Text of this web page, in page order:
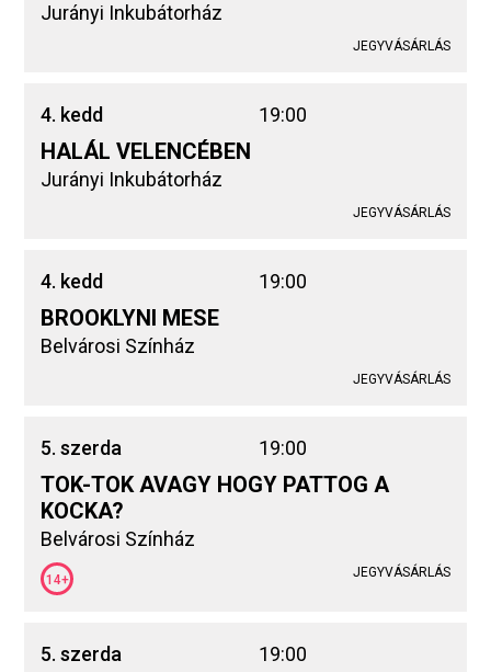
Jurányi Inkubátorház
JEGYVÁSÁRLÁS
4. kedd 19:00
HALÁL VELENCÉBEN
Jurányi Inkubátorház
JEGYVÁSÁRLÁS
4. kedd 19:00
BROOKLYNI MESE
Belvárosi Színház
JEGYVÁSÁRLÁS
5. szerda 19:00
TOK-TOK AVAGY HOGY PATTOG A
KOCKA?
Belvárosi Színház
14+ JEGYVÁSÁRLÁS
5. szerda 19:00